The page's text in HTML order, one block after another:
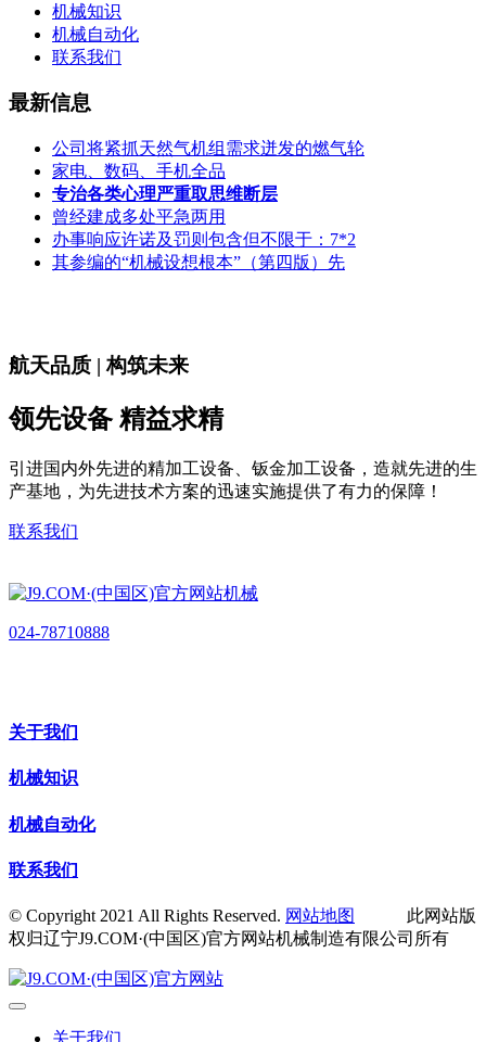
机械知识
机械自动化
联系我们
最新信息
公司将紧抓天然气机组需求迸发的燃气轮
家电、数码、手机全品
专治各类心理严重取思维断层
曾经建成多处平急两用
办事响应许诺及罚则包含但不限于：7*2
其参编的“机械设想根本”（第四版）先
航天品质 | 构筑未来
领先设备 精益求精
引进国内外先进的精加工设备、钣金加工设备，造就先进的生
产基地，为先进技术方案的迅速实施提供了有力的保障！
联系我们
024-78710888
关于我们
机械知识
机械自动化
联系我们
© Copyright 2021 All Rights Reserved. 网站地图
此网站版
权归辽宁J9.COM·(中国区)官方网站机械制造有限公司所有
关于我们